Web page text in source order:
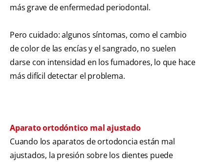
más grave de enfermedad periodontal.
Pero cuidado: algunos síntomas, como el cambio
de color de las encías y el sangrado, no suelen
darse con intensidad en los fumadores, lo que hace
más difícil detectar el problema.
Aparato ortodóntico mal ajustado
Cuando los aparatos de ortodoncia están mal
ajustados, la presión sobre los dientes puede